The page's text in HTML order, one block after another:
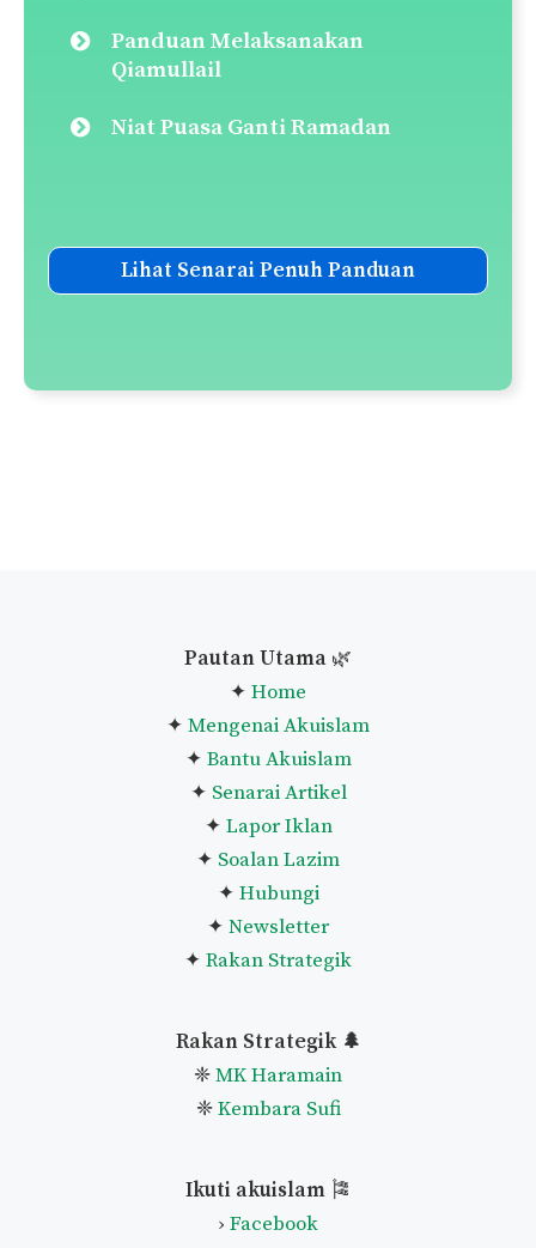
Panduan Melaksanakan
Qiamullail
Niat Puasa Ganti Ramadan
Lihat Senarai Penuh Panduan
Pautan Utama 🌿
✦ Home
✦ Mengenai Akuislam
✦ Bantu Akuislam
✦ Senarai Artikel
✦ Lapor Iklan
✦ Soalan Lazim
✦ Hubungi
✦ Newsletter
✦ Rakan Strategik
Rakan Strategik 🌲
❈MK Haramain
❈Kembara Sufi
Ikuti akuislam 🎏
› Facebook